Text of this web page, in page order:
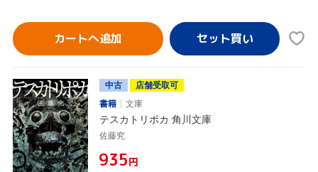
カートへ追加
中古
店舗受取可
書籍
文庫
テスカトリポカ 角川文庫
佐藤究
¥935円